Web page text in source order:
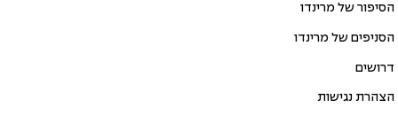
הסיפור של מרינדו
הסניפים של מרינדו
דרושים
הצהרת נגישות